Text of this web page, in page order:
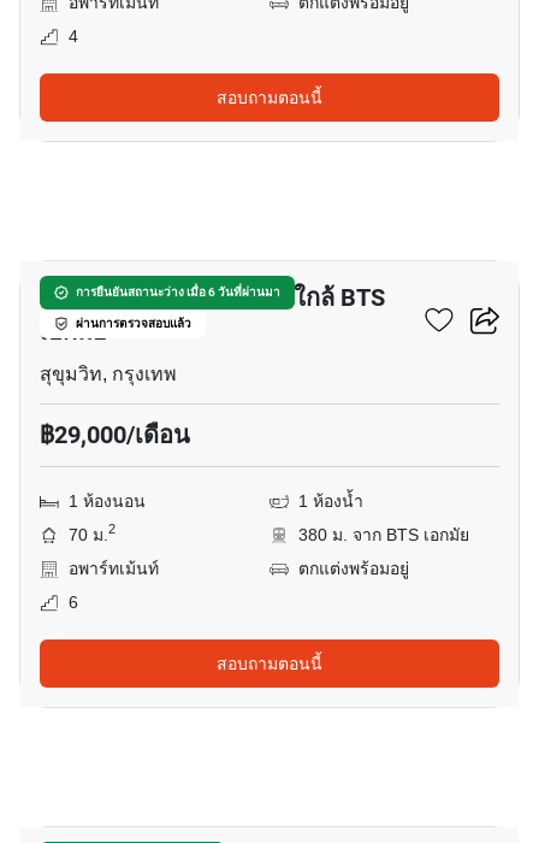
4
สอบถามตอนนี้
การยืนยันสถานะว่าง เมื่อ 6 วันที่ผ่านมา
ผ่านการตรวจสอบแล้ว
อพาร์ทเมนต์ 1-ห้องนอน ใกล้ BTS
เอกมัย
สุขุมวิท, กรุงเทพ
฿29,000/เดือน
1 ห้องนอน
1 ห้องน้ำ
70 ม.2
380 ม. จาก BTS เอกมัย
อพาร์ทเม้นท์
ตกแต่งพร้อมอยู่
6
สอบถามตอนนี้